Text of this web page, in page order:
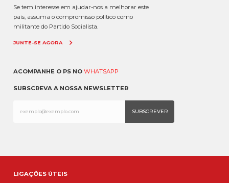
Se tem interesse em ajudar-nos a melhorar este
país, assuma o compromisso político como
militante do Partido Socialista.
JUNTE-SE AGORA
ACOMPANHE O PS NO WHATSAPP
SUBSCREVA A NOSSA NEWSLETTER
LIGAÇÕES ÚTEIS